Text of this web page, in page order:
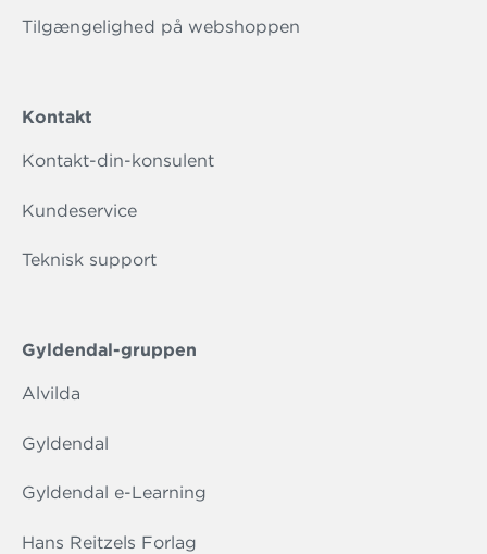
Tilgængelighed på webshoppen
Kontakt
Kontakt-din-konsulent
Kundeservice
Teknisk support
Gyldendal-gruppen
Alvilda
Gyldendal
Gyldendal e-Learning
Hans Reitzels Forlag